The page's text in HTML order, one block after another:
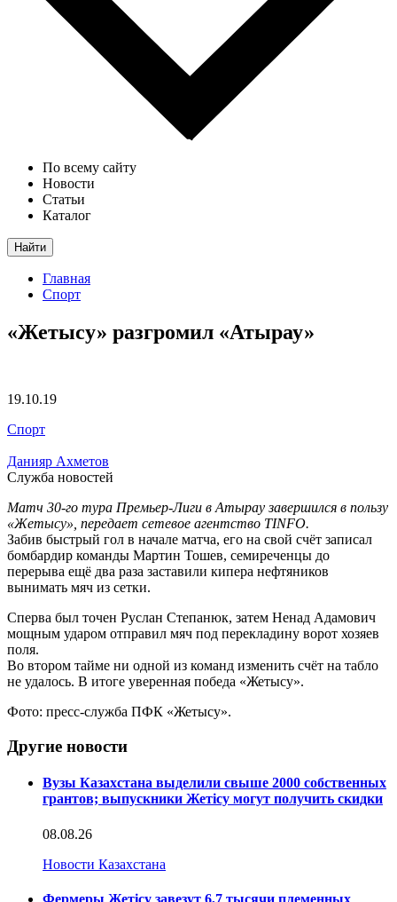
По всему сайту
Новости
Статьи
Каталог
Найти
Главная
Спорт
«Жетысу» разгромил «Атырау»
19.10.19
Спорт
Данияр Ахметов
Служба новостей
Матч 30-го тура Премьер-Лиги в Атырау завершился в пользу
«Жетысу», передает сетевое агентство TINFO.
Забив быстрый гол в начале матча, его на свой счёт записал
бомбардир команды Мартин Тошев, семиреченцы до
перерыва ещё два раза заставили кипера нефтяников
вынимать мяч из сетки.
Сперва был точен Руслан Степанюк, затем Ненад Адамович
мощным ударом отправил мяч под перекладину ворот хозяев
поля.
Во втором тайме ни одной из команд изменить счёт на табло
не удалось. В итоге уверенная победа «Жетысу».
Фото: пресс-служба ПФК «Жетысу».
Другие новости
Вузы Казахстана выделили свыше 2000 собственных
грантов; выпускники Жетісу могут получить скидки
08.08.26
Новости Казахстана
Фермеры Жетісу завезут 6,7 тысячи племенных